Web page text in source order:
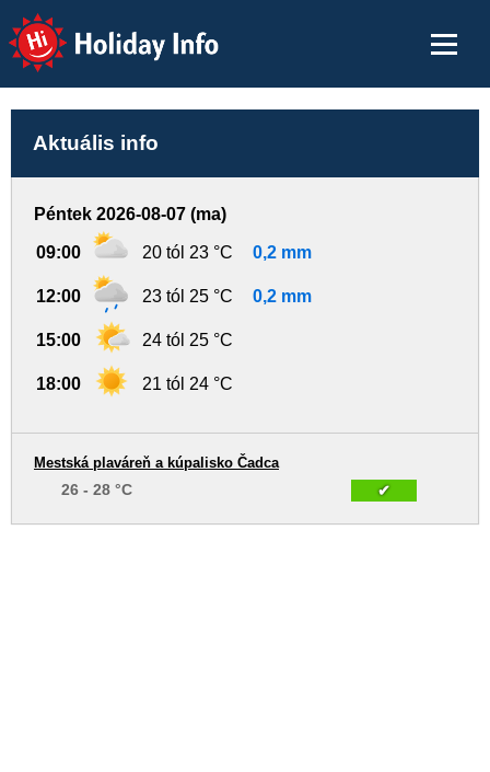
Holiday Info
Aktuális info
Péntek 2026-08-07 (ma)
09:00 20 tól 23 °C 0,2 mm
12:00 23 tól 25 °C 0,2 mm
15:00 24 tól 25 °C
18:00 21 tól 24 °C
✔
Mestská plaváreň a kúpalisko Čadca
26 - 28 °C